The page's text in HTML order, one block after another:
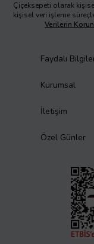
Çiçeksepeti olarak
kişisel veri işleme
Verilerin
Faydalı
Kurumsal
İletişim
Özel Günler